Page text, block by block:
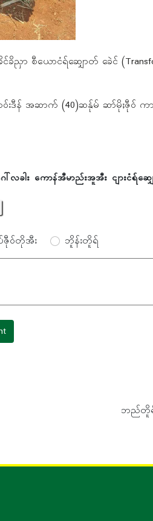
ခိညှာ စီယောငံရ်ဆျှောတ် ခေဲင်
ဒီန် အဆာက် (40)ဆန်ုမ် ဆာ်မိုႈဇီုဝ် ကာ
ါ်လခါး ကောန်အီမာည်းအူအီး ငျားငံရ်
ဇီု၀်တိုအီး ဘိူန်းတိူရ်
ဘည်တိူရ်